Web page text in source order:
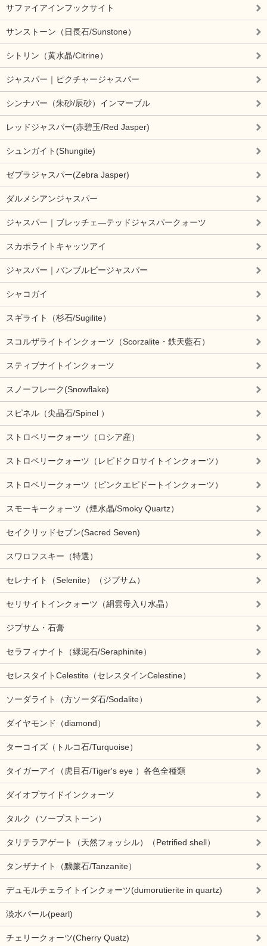
サファイアインフックサイト
サンストーン（日長石/Sunstone）
シトリン（黄水晶/Citrine）
ジャスパー｜ピクチャージャスパー
シンナバー（朱砂/辰砂）インマーブル
レッドジャスパー(赤碧玉/Red Jasper)
シュンガイト(Shungite)
ゼブラジャスパー(Zebra Jasper)
ダルメシアンジャスパー
ジャスパー｜ブレッチェ―テッドジャスパークォーツ
スカポライトキャッツアイ
ジャスパー｜バンブルビージャスパー
シャコガイ
スギライト（杉石/Sugilite）
スコルザライトインクォーツ（Scorzalite・鉄天藍石）
スティブナイトインクォーツ
スノーフレーク(Snowflake)
スピネル（尖晶石/Spinel ）
ストロベリークォーツ（ロシア産）
ストロベリークォーツ（レピドクロサイトインクォーツ）
ストロベリークォーツ（ピンクエピドートインクォーツ）
スモーキークォーツ（煙水晶/Smoky Quartz）
セイクリッドセブン(Sacred Seven)
スワロフスキー（特選）
セレナイト（Selenite）（ジプサム）
セリサイトインクォーツ（絹雲母入り水晶）
ジプサム・石膏
セラフィナイト（緑泥石/Seraphinite）
セレスタイトCelestite（セレスタインCelestine）
ソーダライト（方ソーダ石/Sodalite）
ダイヤモンド（diamond）
ターコイズ（トルコ石/Turquoise）
タイガーアイ（虎目石/Tiger's eye ）各色全種類
ダイオプサイドインクォーツ
タルク（ソープストーン）
タリテラアゲート（天然フォッシル）（Petrified shell）
タンザナイト（黝簾石/Tanzanite）
デュモルチェライトインクォーツ(dumorutierite in quartz)
淡水パール(pearl)
チェリークォーツ(Cherry Quatz)